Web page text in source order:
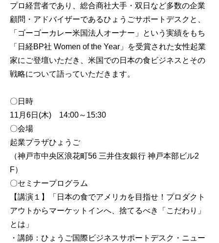
プロ経営者であり、総合商社大手・双日など多数の企業
顧問・アドバイザーであるひょうごサポートデスクと、
「ゴーゴーカレー米国法人オーナー」という実績をもち
「日経BP社 Women of the Year」を受賞された女性起業
家にご登壇いただき、米国での日本の食ビジネスとその
戦略について語っていただきます。
〇日時
11月6日(木) 14:00～15:30
〇会場
起業プラザひょうご
（神戸市中央区浪花町56 三井住友銀行 神戸本部ビル2
F）
〇セミナープログラム
【講演１】「日本の食でアメリカを目指せ！プロダクト
アウトからマーケットインへ、捨てるべき「こだわり」
とは」
・講師：ひょうご国際ビジネスサポートデスク・ニュー